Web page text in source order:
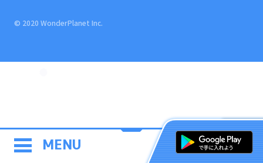
MENU
© 2020 WonderPlanet Inc.